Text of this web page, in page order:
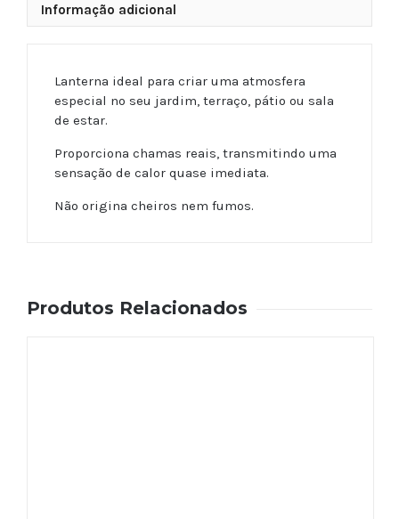
Informação adicional
Lanterna ideal para criar uma atmosfera
especial no seu jardim, terraço, pátio ou sala
de estar.
Proporciona chamas reais, transmitindo uma
sensação de calor quase imediata.
Não origina cheiros nem fumos.
Produtos Relacionados